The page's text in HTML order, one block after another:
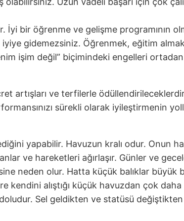
İyi bir öğrenme ve gelişme programının
gidemezsiniz. Öğrenmek, eğitim
işim değil” biçimindeki engelleri
artışları ve terfilerle
sürekli olarak iyileştirmenin
yapabilir. Havuzun kralı odur. Onun
ve hareketleri ağırlaşır. Günler ve
neden olur. Hatta küçük balıklar büyük
kendini alıştığı küçük havuzdan çok
Sel geldikten ve statüsü